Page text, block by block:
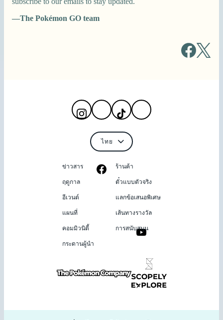
—The Pokémon GO team
ข่าวสาร
ฤดูกาล
อีเวนต์
แผนที่
คอมมิวนิตี้
กระดานผู้นำ
ร้านค้า
ตั๋วแบบตัวจริง
แลกข้อเสนอพิเศษ
เส้นทางรางวัล
การสนับสนุน